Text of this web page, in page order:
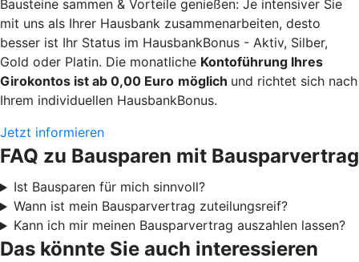
Bausteine sammen & Vorteile genießen: Je intensiver Sie
mit uns als Ihrer Hausbank zusammenarbeiten, desto
besser ist Ihr Status im HausbankBonus - Aktiv, Silber,
Gold oder Platin. Die monatliche Kontoführung Ihres
Girokontos ist ab 0,00 Euro möglich und richtet sich nach
Ihrem individuellen HausbankBonus.
Jetzt informieren
FAQ zu Bausparen mit Bausparvertrag
Ist Bausparen für mich sinnvoll?
Wann ist mein Bausparvertrag zuteilungsreif?
Kann ich mir meinen Bausparvertrag auszahlen lassen?
Das könnte Sie auch interessieren